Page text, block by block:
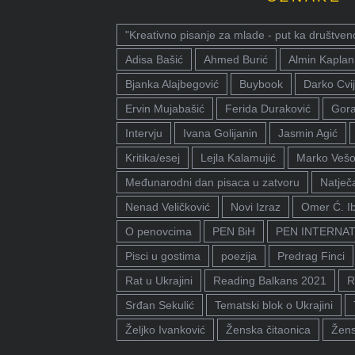
"Kreativno pisanje za mlade - put ka
Adisa Bašić
Ahmed Burić Almin Kaplan
Bjanka Alajbegović
Buybook Darko
Ervin Mujabašić
Ferida Duraković
Intervju
Ivana Golijanin Jasmin Agić
Kritika/esej
Lejla Kalamujić Marko
Međunarodni dan pisaca u zatvoru
Nenad Veličković
Novi Izraz
Omer Ć.
O penovcima
PEN BiH
PEN
Pisci u gostima
poezija Predrag Finci
Rat u Ukrajini
Reading Balkans 2021
Srđan Sekulić
Tematski blok o Ukrajini
Željko Ivanković
Ženska čitaonica